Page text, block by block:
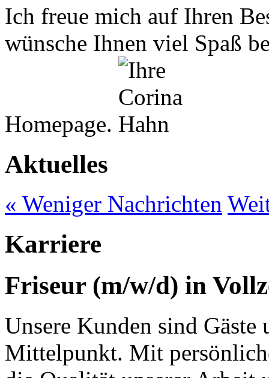
Ich freue mich auf Ihren
wünsche Ihnen viel Spaß
Homepage.
Aktuelles
« Weniger Nachrichten
Karriere
Friseur (m/w/d) in
Unsere Kunden sind Gäste
Mittelpunkt. Mit